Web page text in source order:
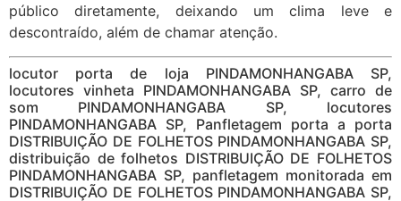
público diretamente, deixando um clima leve e
descontraído, além de chamar atenção.
locutor porta de loja PINDAMONHANGABA SP,
locutores vinheta PINDAMONHANGABA SP, carro de
som PINDAMONHANGABA SP, locutores
PINDAMONHANGABA SP, Panfletagem porta a porta
DISTRIBUIÇÃO DE FOLHETOS PINDAMONHANGABA SP,
distribuição de folhetos DISTRIBUIÇÃO DE FOLHETOS
PINDAMONHANGABA SP, panfletagem monitorada em
DISTRIBUIÇÃO DE FOLHETOS PINDAMONHANGABA SP,